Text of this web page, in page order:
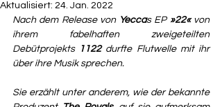
Aktualisiert: 24. Jan. 2022
Nach dem Release von Yeccas EP »22« von
ihrem fabelhaften zweigeteilten
Debütprojekts 1122 durfte Flutwelle mit ihr
über ihre Musik sprechen.
Sie erzählt unter anderem, wie der bekannte